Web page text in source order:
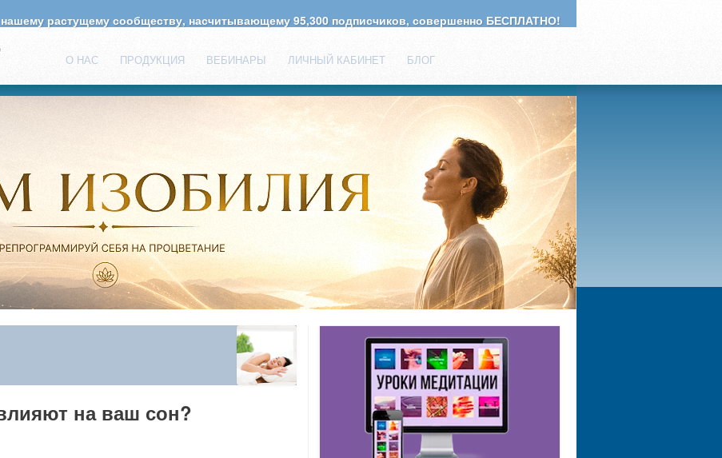
О НАС ПРОДУКЦИЯ ВЕБИНАРЫ ЛИЧНЫЙ КАБИНЕТ БЛОГ
нашему растущему сообществу, насчитывающему 95,300 подписчиков, совершенно БЕСПЛАТНО!
на ваш сон?